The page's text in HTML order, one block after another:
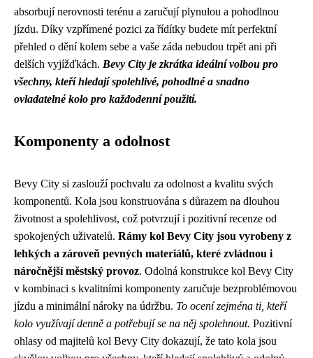
absorbují nerovnosti terénu a zaručují plynulou a pohodlnou
jízdu. Díky vzpřímené pozici za řídítky budete mít perfektní
přehled o dění kolem sebe a vaše záda nebudou trpět ani při
delších vyjížďkách. Bevy City je zkrátka ideální volbou pro
všechny, kteří hledají spolehlivé, pohodlné a snadno
ovladatelné kolo pro každodenní použití.
Komponenty a odolnost
Bevy City si zaslouží pochvalu za odolnost a kvalitu svých
komponentů. Kola jsou konstruována s důrazem na dlouhou
životnost a spolehlivost, což potvrzují i ​​pozitivní recenze od
spokojených uživatelů. Rámy kol Bevy City jsou vyrobeny z
lehkých a zároveň pevných materiálů, které zvládnou i
náročnější městský provoz. Odolná konstrukce kol Bevy City
v kombinaci s kvalitními komponenty zaručuje bezproblémovou
jízdu a minimální nároky na údržbu. To ocení zejména ti, kteří
kolo využívají denně a potřebují se na něj spolehnout. Pozitivní
ohlasy od majitelů kol Bevy City dokazují, že tato kola jsou